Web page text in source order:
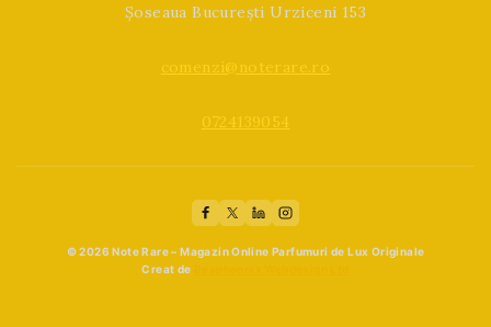
Șoseaua București Urziceni 153
comenzi@noterare.ro
0724139054
© 2026 Note Rare – Magazin Online Parfumuri de Lux Originale
Creat de